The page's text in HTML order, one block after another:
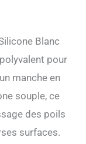
: la tête
silicone
nettoyer
Les
utilisés
cuisine
en bois
la maison
Blanc
pour
manche en
souple, ce
des poils
surfaces.